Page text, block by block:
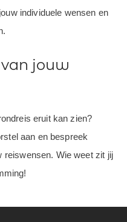
individuele wensen en
jouw
eruit kan zien?
aan en bespreek
Wie weet zit jij